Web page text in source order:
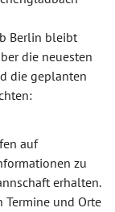
Berlin bleibt
die neuesten
die geplanten
auf
zu
erhalten.
und Orte